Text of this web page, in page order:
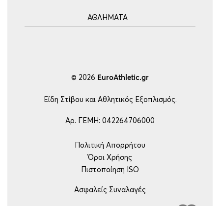
Τρόποι Πληρωμής
Επικοινωνία
Σφυροβολία
Άλμα επί κοντώ
Εμπόδια-Δρόμος
Εξοπλισμός
ΑΘΛΗΜΑΤΑ
Μπάσκετ
Ping Pong
Βόλεϋ
Ρυθμική Γυμναστική
Είδη Γυμναστικής
© 2026 EuroAthletic.gr
Είδη Στίβου και Αθλητικός Εξοπλισμός.
Αρ. ΓΕΜΗ: 042264706000
Πολιτική Απορρήτου
Όροι Χρήσης
Πιστοποίηση ISO
Ασφαλείς Συναλαγές